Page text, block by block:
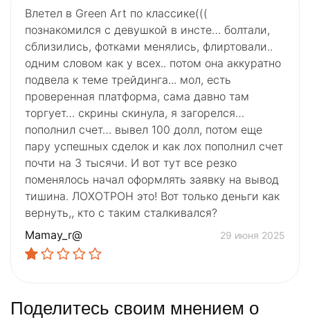
Влетел в Green Art по классике(((
познакомился с девушкой в инсте… болтали,
сблизились, фотками менялись, флиртовали..
одним словом как у всех.. потом она аккуратно
подвела к теме трейдинга... мол, есть
проверенная платформа, сама давно там
торгует… скрины скинула, я загорелся…
пополнил счет… вывел 100 долл, потом еще
пару успешных сделок и как лох пополнил счет
почти на 3 тысячи. И вот тут все резко
поменялось начал оформлять заявку на вывод
тишина. ЛОХОТРОН это! Вот только деньги как
вернуть,, кто с таким сталкивался?
Mamay_r@
29 июня 2025
Поделитесь своим мнением о